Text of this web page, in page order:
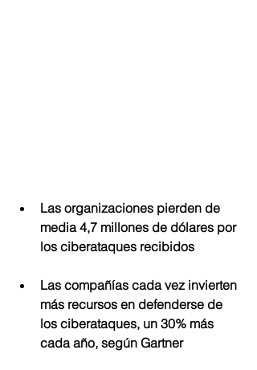
Las organizaciones pierden de
media 4,7 millones de dólares por
los ciberataques recibidos
Las compañías cada vez invierten
más recursos en defenderse de
los ciberataques, un 30% más
cada año, según Gartner